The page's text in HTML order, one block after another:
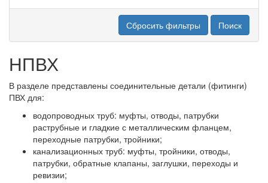
Сбросить фильтры Поиск
НПВХ
В разделе представлены соединительные детали (фитинги)
ПВХ для:
водопроводных труб: муфты, отводы, патрубки
раструбные и гладкие с металлическим фланцем,
переходные патрубки, тройники;
канализационных труб: муфты, тройники, отводы,
патрубки, обратные клапаны, заглушки, переходы и
ревизии;